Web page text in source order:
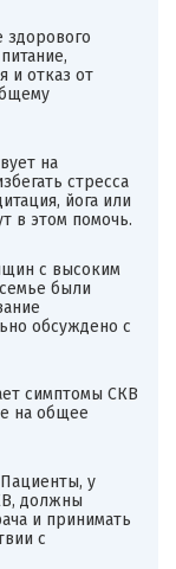
и отказ от
на
стресса
йога или
в этом помочь.
с высоким
были
обсуждено с
симптомы СКВ
на общее
у
должны
и принимать
с